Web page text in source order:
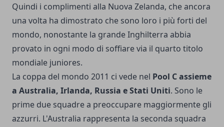
Quindi i complimenti alla Nuova Zelanda, che ancora
una volta ha dimostrato che sono loro i più forti del
mondo, nonostante la grande Inghilterra abbia
provato in ogni modo di soffiare via il quarto titolo
mondiale juniores.
La coppa del mondo 2011 ci vede nel Pool C assieme
a Australia, Irlanda, Russia e Stati Uniti. Sono le
prime due squadre a preoccupare maggiormente gli
azzurri. L'Australia rappresenta la seconda squadra